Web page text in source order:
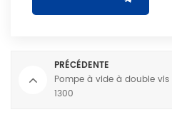
PRÉCÉDENTE
Pompe à vide à double
1300